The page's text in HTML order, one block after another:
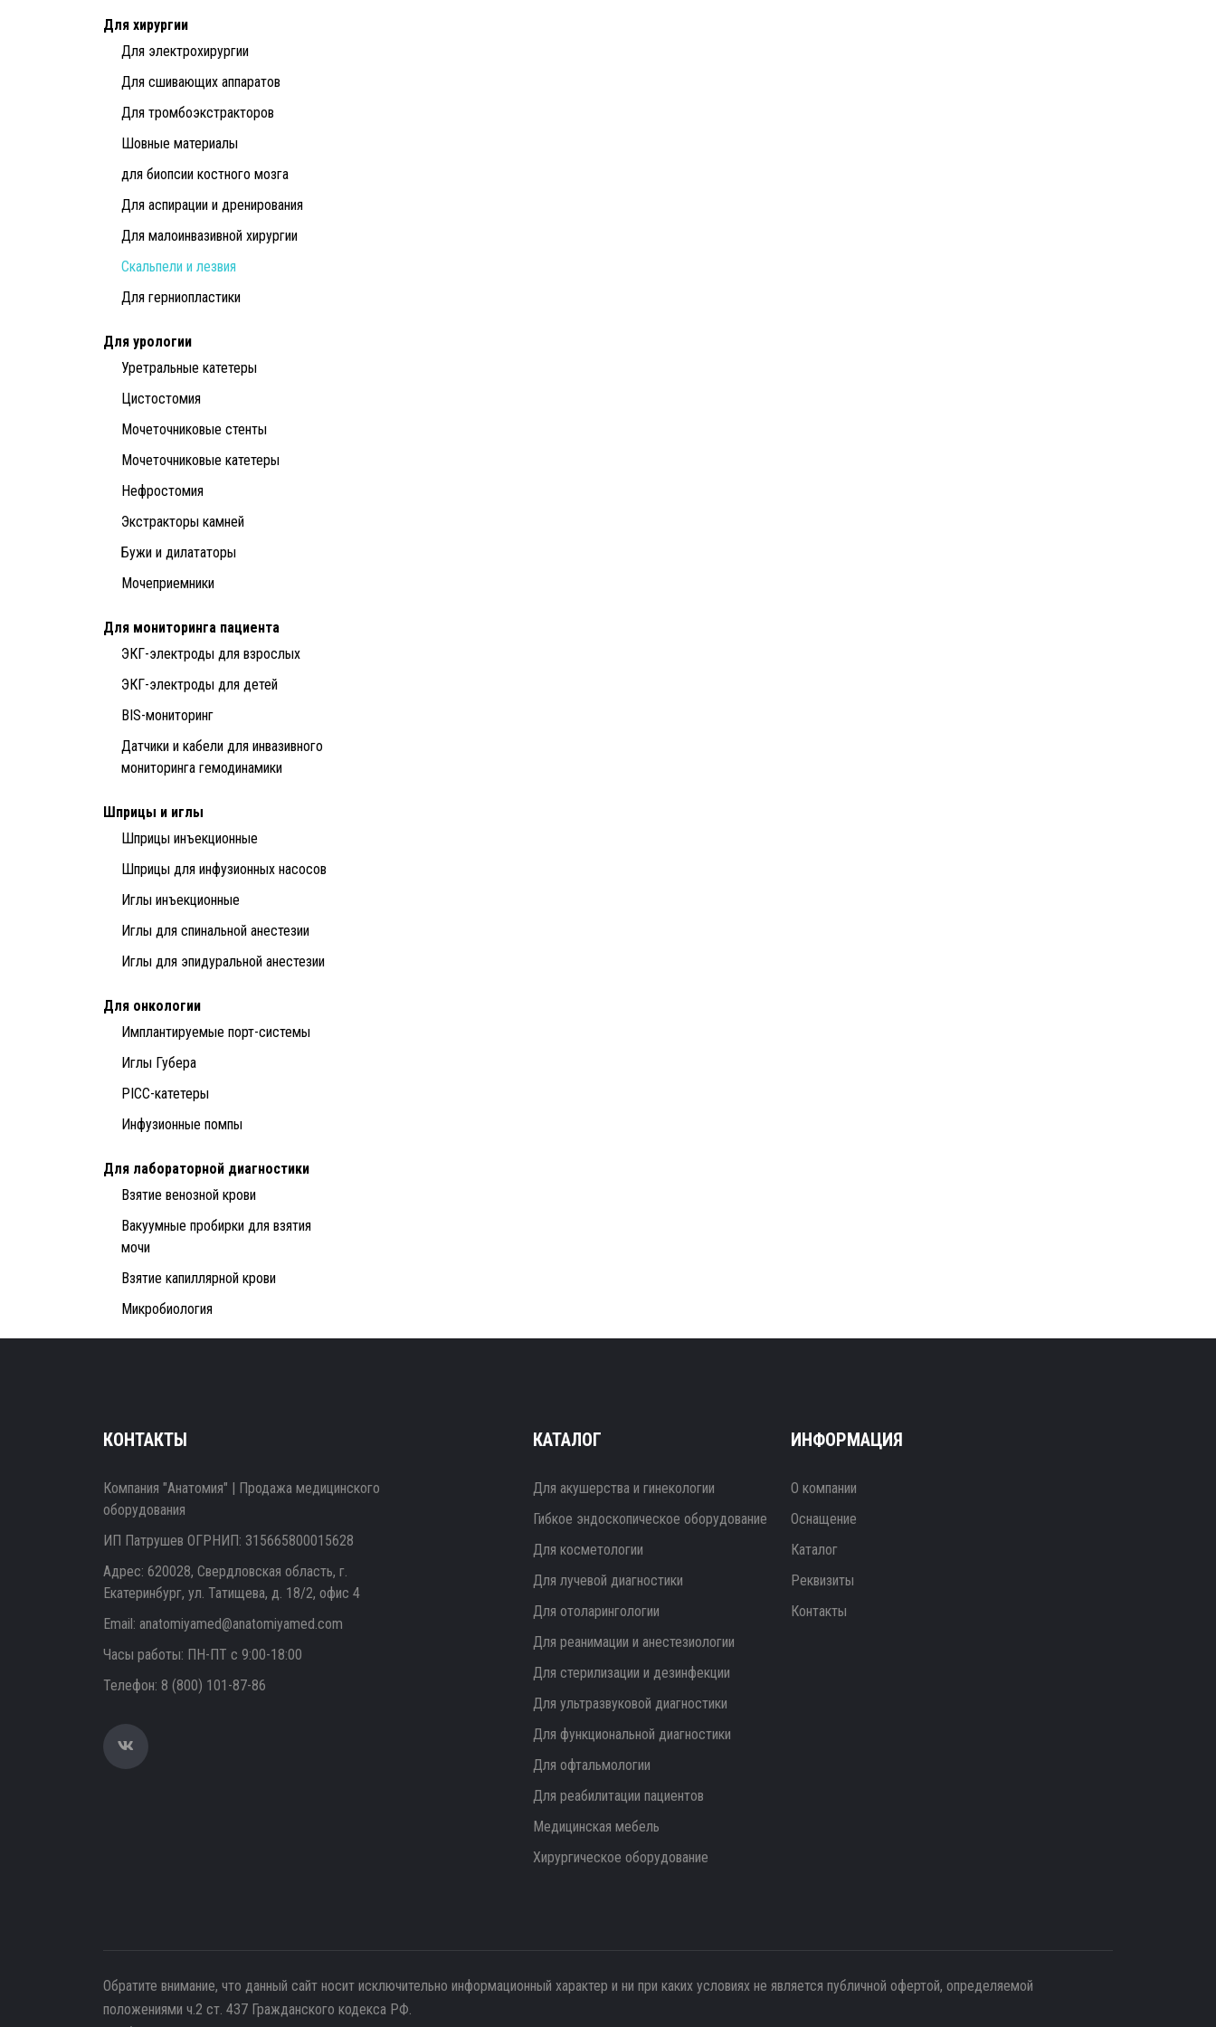
Для хирургии
Для электрохирургии
Для сшивающих аппаратов
Для тромбоэкстракторов
Шовные материалы
для биопсии костного мозга
Для аспирации и дренирования
Для малоинвазивной хирургии
Скальпели и лезвия
Для герниопластики
Для урологии
Уретральные катетеры
Цистостомия
Мочеточниковые стенты
Мочеточниковые катетеры
Нефростомия
Экстракторы камней
Бужи и дилататоры
Мочеприемники
Для мониторинга пациента
ЭКГ-электроды для взрослых
ЭКГ-электроды для детей
BIS-мониторинг
Датчики и кабели для инвазивного
мониторинга гемодинамики
Шприцы и иглы
Шприцы инъекционные
Шприцы для инфузионных насосов
Иглы инъекционные
Иглы для спинальной анестезии
Иглы для эпидуральной анестезии
Для онкологии
Имплантируемые порт-системы
Иглы Губера
PICC-катетеры
Инфузионные помпы
Для лабораторной диагностики
Взятие венозной крови
Вакуумные пробирки для взятия
мочи
Взятие капиллярной крови
Микробиология
КОНТАКТЫ
Компания "Анатомия" | Продажа медицинского
оборудования
ИП Патрушев ОГРНИП: 315665800015628
Адрес: 620028, Свердловская область, г.
Екатеринбург, ул. Татищева, д. 18/2, офис 4
Email: anatomiyamed@anatomiyamed.com
Часы работы: ПН-ПТ с 9:00-18:00
Телефон: 8 (800) 101-87-86
КАТАЛОГ
Для акушерства и гинекологии
Гибкое эндоскопическое оборудование
Для косметологии
Для лучевой диагностики
Для отоларингологии
Для реанимации и анестезиологии
Для стерилизации и дезинфекции
Для ультразвуковой диагностики
Для функциональной диагностики
Для офтальмологии
Для реабилитации пациентов
Медицинская мебель
Хирургическое оборудование
ИНФОРМАЦИЯ
О компании
Оснащение
Каталог
Реквизиты
Контакты
Обратите внимание, что данный сайт носит исключительно информационный характер и ни при каких условиях не является публичной офертой, определяемой
положениями ч.2 ст. 437 Гражданского кодекса РФ.